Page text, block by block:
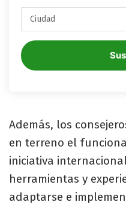
Además, los
en terreno el
iniciativa
herramientas y
adaptarse e